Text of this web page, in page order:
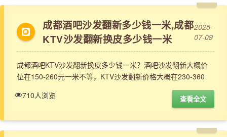
成都酒吧沙发翻新多少钱一米,成都
KTV沙发翻新换皮多少钱一米
2025-
07-09
成都酒吧KTV沙发翻新换皮多少钱一米？酒吧沙发翻新大概价
位在150-260元一米不等，KTV沙发翻新价格大概在230-360
710人浏览
查看全文